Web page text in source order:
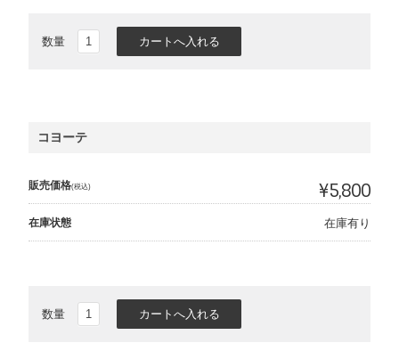
数量
コヨーテ
販売価格(税込) ¥5,800
在庫状態 在庫有り
数量